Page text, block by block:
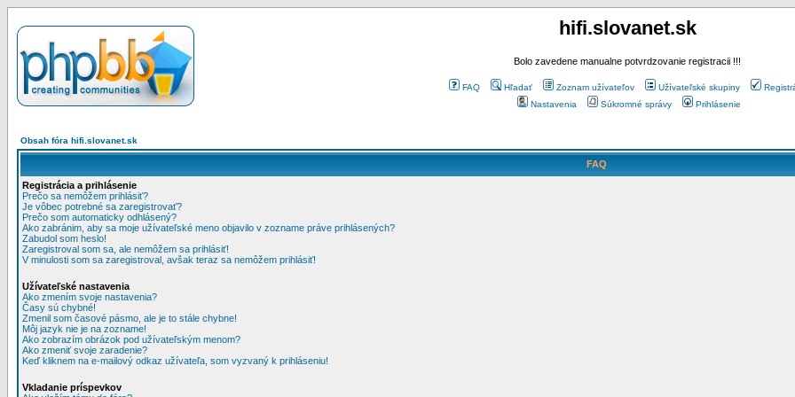
hifi.slovanet.sk
Bolo zavedene manualne potvrdzovanie registracii !!!
FAQ Hľadať Zoznam užívateľov Užívateľské skupiny
Nastavenia
Súkromné správy Prihlásenie
Obsah fóra hifi.slovanet.sk
FAQ
Registrácia a prihlásenie
Prečo sa nemôžem prihlásiť?
Je vôbec potrebné sa zaregistrovať?
Prečo som automaticky odhlásený?
Ako zabránim, aby sa moje užívateľské meno objavilo v zozname práve prihlásených?
Zabudol som heslo!
Zaregistroval som sa, ale nemôžem sa prihlásiť!
V minulosti som sa zaregistroval, avšak teraz sa nemôžem prihlásiť!
Užívateľské nastavenia
Ako zmením svoje nastavenia?
Časy sú chybné!
Zmenil som časové pásmo, ale je to stále chybne!
Môj jazyk nie je na zozname!
Ako zobrazím obrázok pod užívateľským menom?
Ako zmeniť svoje zaradenie?
Keď kliknem na e-mailový odkaz užívateľa, som vyzvaný k prihláseniu!
Vkladanie príspevkov